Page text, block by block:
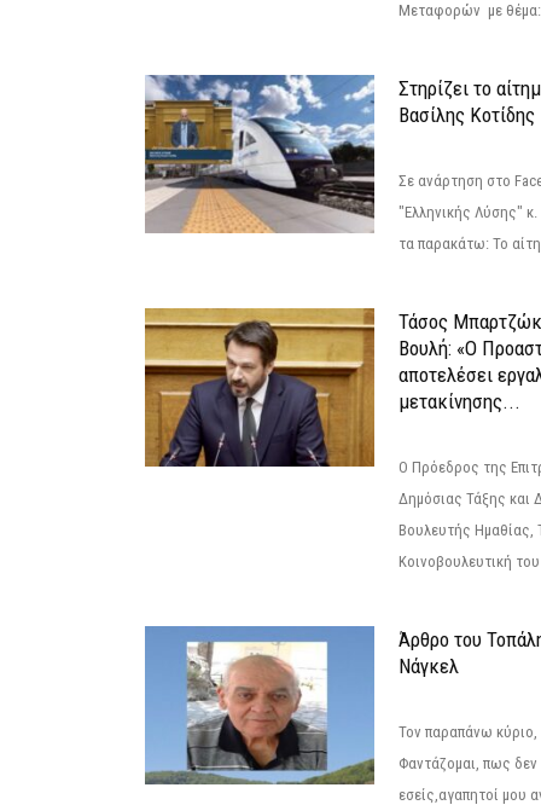
Μεταφορών με θέμα:
Στηρίζει το
Βασίλης Κοτίδης
Σε ανάρτηση στο
"Ελληνικής Λύσης"
τα παρακάτω: Το
Τάσος
Βουλή: «Ο
αποτελέσει
μετακίνησης...
Ο Πρόεδρος της
Δημόσιας Τάξης και
Βουλευτής
Κοινοβουλευτική
Άρθρο του
Νάγκελ
Τον παραπάνω
Φαντάζομαι, πως δεν
εσείς,αγαπητοί μου